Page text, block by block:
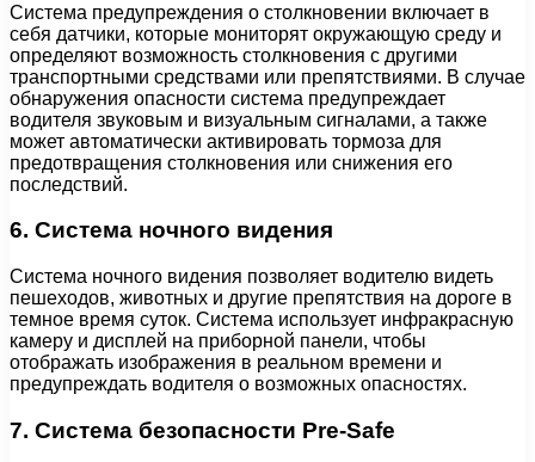
Система предупреждения о столкновении включает в
себя датчики, которые мониторят окружающую среду и
определяют возможность столкновения с другими
транспортными средствами или препятствиями. В случае
обнаружения опасности система предупреждает
водителя звуковым и визуальным сигналами, а также
может автоматически активировать тормоза для
предотвращения столкновения или снижения его
последствий.
6. Система ночного видения
Система ночного видения позволяет водителю видеть
пешеходов, животных и другие препятствия на дороге в
темное время суток. Система использует инфракрасную
камеру и дисплей на приборной панели, чтобы
отображать изображения в реальном времени и
предупреждать водителя о возможных опасностях.
7. Система безопасности Pre-Safe